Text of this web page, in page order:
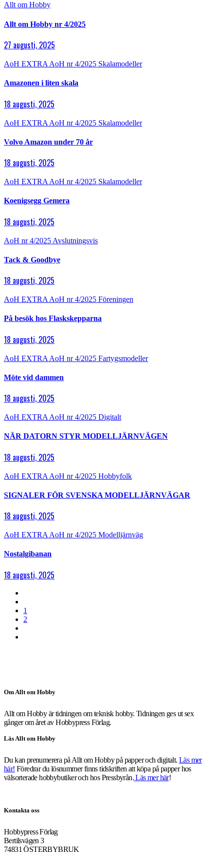
Allt om Hobby
Allt om Hobby nr 4/2025
27 augusti, 2025
AoH EXTRA AoH nr 4/2025 Skalamodeller
Amazonen i liten skala
18 augusti, 2025
AoH EXTRA AoH nr 4/2025 Skalamodeller
Volvo Amazon under 70 år
18 augusti, 2025
AoH EXTRA AoH nr 4/2025 Skalamodeller
Koenigsegg Gemera
18 augusti, 2025
AoH nr 4/2025 Avslutningsvis
Tack & Goodbye
18 augusti, 2025
AoH EXTRA AoH nr 4/2025 Föreningen
På besök hos Flaskskepparna
18 augusti, 2025
AoH EXTRA AoH nr 4/2025 Fartygsmodeller
Möte vid dammen
18 augusti, 2025
AoH EXTRA AoH nr 4/2025 Digitalt
NÄR DATORN STYR MODELLJÄRNVÄGEN
18 augusti, 2025
AoH EXTRA AoH nr 4/2025 Hobbyfolk
SIGNALER FÖR SVENSKA MODELLJÄRNVÄGAR
18 augusti, 2025
AoH EXTRA AoH nr 4/2025 Modelljärnväg
Nostalgibanan
18 augusti, 2025
1
2
Om Allt om Hobby
Allt om Hobby är tidningen om teknisk hobby. Tidningen ges ut sex
gånger om året av Hobbypress Förlag.
Läs Allt om Hobby
Du kan prenumerera på Allt om Hobby på papper och digitalt. Läs mer
här! Föredrar du lösnummer finns tidskriften att köpa på papper hos
välsorterade hobbybutiker och hos Pressbyrån.Läs mer här!
Kontakta oss
Hobbypress Förlag
Bertilsvägen 3
74831 ÖSTERBYBRUK